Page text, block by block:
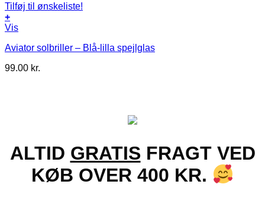
Tilføj til ønskeliste!
+
Vis
Aviator solbriller – Blå-lilla spejlglas
99.00 kr.
ALTID GRATIS FRAGT VED
KØB OVER 400 KR.